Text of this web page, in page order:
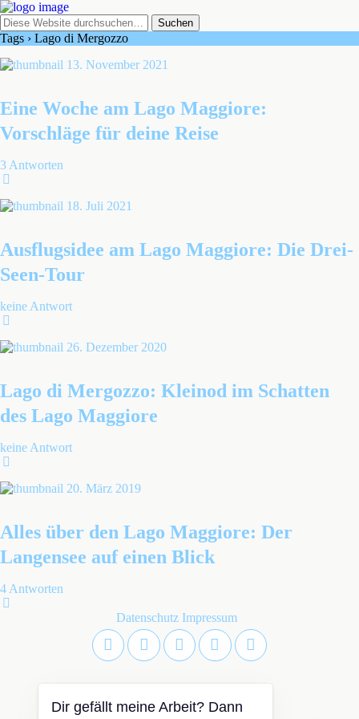
Tags › Lago di Mergozzo
13. November 2021
Eine Woche am Lago Maggiore:
Vorschläge für deine Reise
3 Antworten
18. Juli 2021
Ausflugsidee am Lago Maggiore: Die Drei-
Seen-Tour
keine Antwort
26. Dezember 2020
Lago di Mergozzo: Kleinod im Schatten
des Lago Maggiore
keine Antwort
20. März 2019
Alles über den Lago Maggiore: Der
Langensee auf einen Blick
4 Antworten
Datenschutz Impressum
Dir gefällt meine Arbeit? Dann